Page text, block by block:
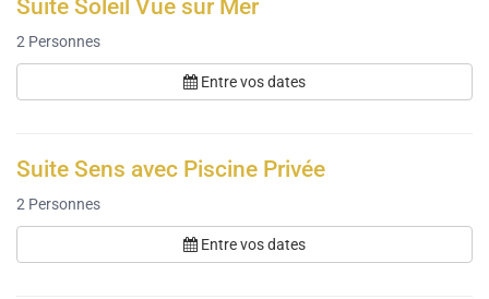
Suite Soleil Vue sur Mer
2 Personnes
Entre vos dates
Suite Sens avec Piscine Privée
2 Personnes
Entre vos dates